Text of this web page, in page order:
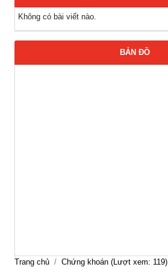
Không có bài viết nào.
BẢN ĐỒ
Trang chủ Chứng khoán (Lượt xem: 119)